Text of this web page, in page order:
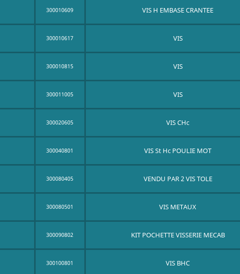
300010609 VIS H EMBASE CRANTEE
300010617 VIS
300010815 VIS
300011005 VIS
300020605 VIS CHc
300040801 VIS St Hc POULIE MOT
300080405 VENDU PAR 2 VIS TOLE
300080501 VIS METAUX
300090802 KIT POCHETTE VISSERIE MECAB
300100801 VIS BHC